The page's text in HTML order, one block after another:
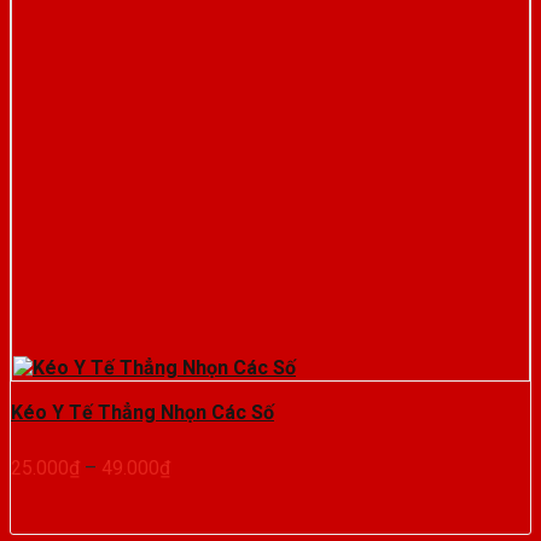
Kéo Y Tế Thẳng Nhọn Các Số
25.000₫ – 49.000₫Khoảng
25.000₫